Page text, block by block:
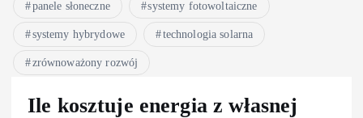
panele słoneczne systemy fotowoltaiczne
systemy hybrydowe technologia solarna
zrównoważony rozwój
Ile kosztuje energia z własnej